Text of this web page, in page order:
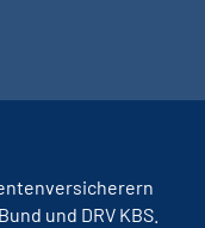
und DRV KBS.